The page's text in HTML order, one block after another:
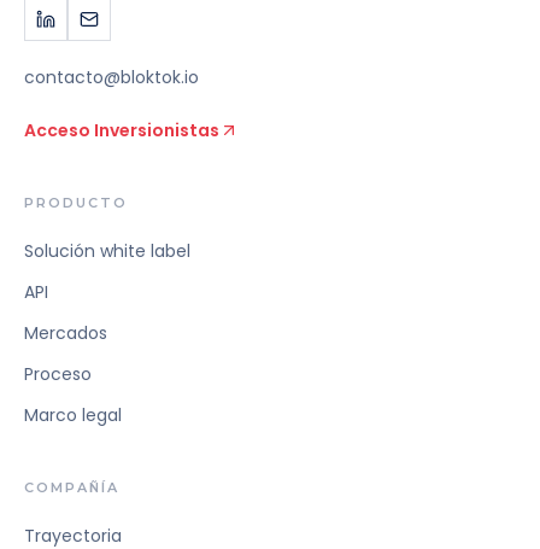
contacto@bloktok.io
Acceso Inversionistas
PRODUCTO
Solución white label
API
Mercados
Proceso
Marco legal
COMPAÑÍA
Trayectoria